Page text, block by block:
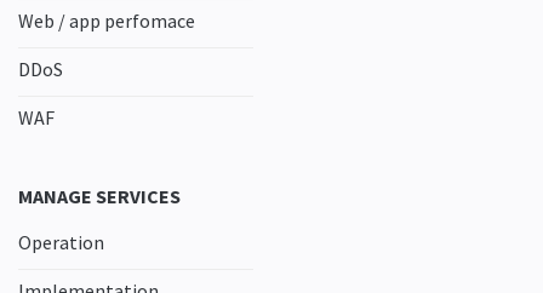
Web / app perfomace
DDoS
WAF
MANAGE SERVICES
Operation